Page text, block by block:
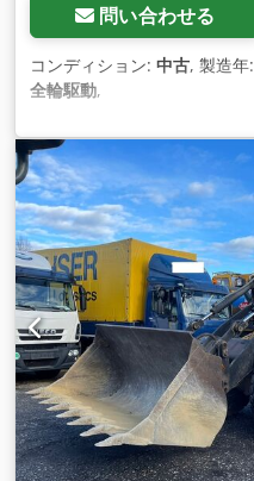
問い合わせる
コンディション: 中古, 製造年:
全輪駆動,